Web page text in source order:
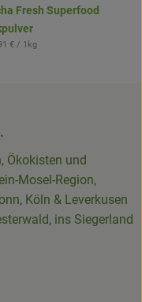
Fresh Superfood
€ / 1kg
Ökokisten und
Mosel-Region,
Köln & Leverkusen
ins Siegerland